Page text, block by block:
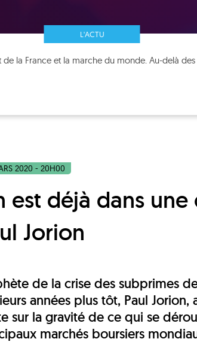
L'ACTU
la France et la marche du monde. Au-delà des
2020 - 20H00
Jorion
de la crise des subprimes
années plus tôt, Paul
sur la gravité de ce qui se
marchés boursiers